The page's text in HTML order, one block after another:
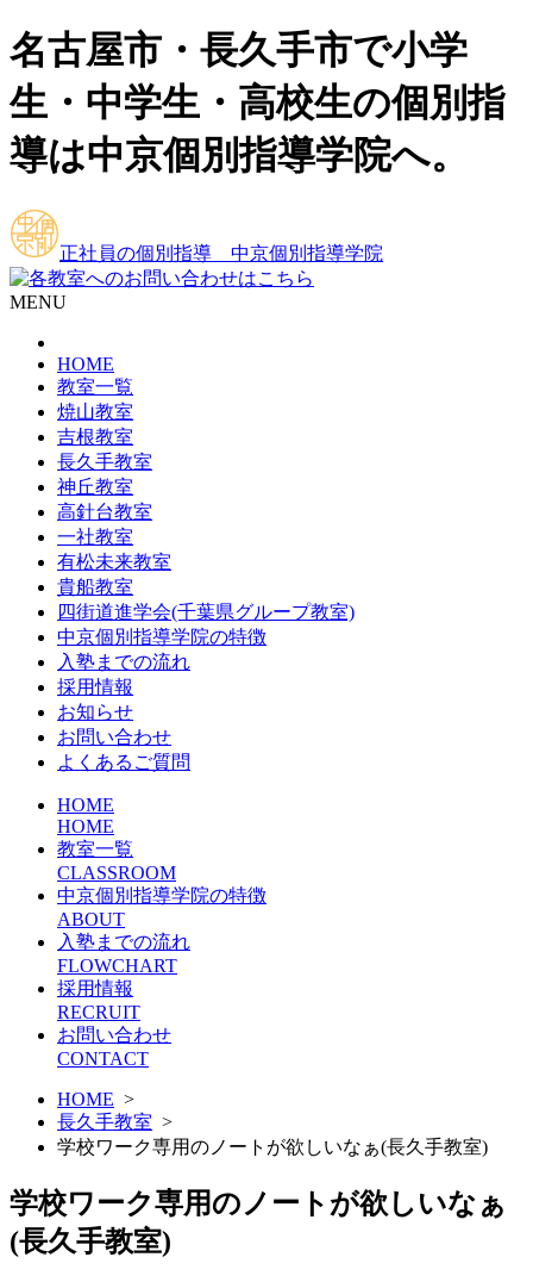
名古屋市・長久手市で小学
生・中学生・高校生の個別指
導は中京個別指導学院へ。
正社員の個別指導 中京個別指導学院
MENU
HOME
教室一覧
焼山教室
吉根教室
長久手教室
神丘教室
高針台教室
一社教室
有松未来教室
貴船教室
四街道進学会(千葉県グループ教室)
中京個別指導学院の特徴
入塾までの流れ
採用情報
お知らせ
お問い合わせ
よくあるご質問
HOME
HOME
教室一覧
CLASSROOM
中京個別指導学院の特徴
ABOUT
入塾までの流れ
FLOWCHART
採用情報
RECRUIT
お問い合わせ
CONTACT
HOME >
長久手教室 >
学校ワーク専用のノートが欲しいなぁ(長久手教室)
学校ワーク専用のノートが欲しいなぁ
(長久手教室)